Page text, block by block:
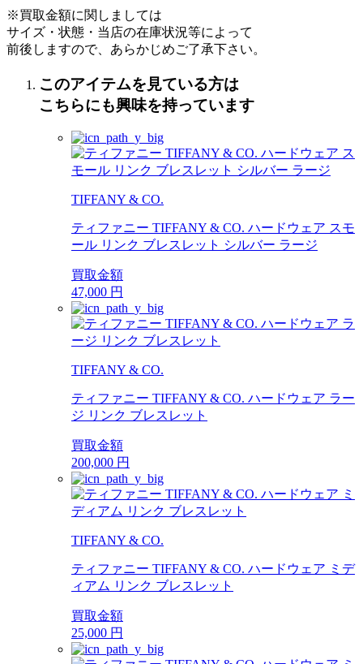
※買取金額に関しましては
サイズ・状態・当店の在庫状況等によって
前後しますので、あらかじめご了承下さい。
このアイテムを見ている方は
こちらにも興味を持っています
TIFFANY & CO.
ティファニー TIFFANY & CO. ハードウェア スモ
ール リンク ブレスレット シルバー ラージ
買取金額
47,000 円
TIFFANY & CO.
ティファニー TIFFANY & CO. ハードウェア ラー
ジ リンク ブレスレット
買取金額
200,000 円
TIFFANY & CO.
ティファニー TIFFANY & CO. ハードウェア ミデ
ィアム リンク ブレスレット
買取金額
25,000 円